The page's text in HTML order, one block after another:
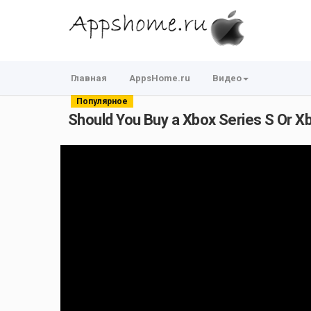
Главная AppsHome.ru Видео
Популярное
Should You Buy a Xbox Series S Or